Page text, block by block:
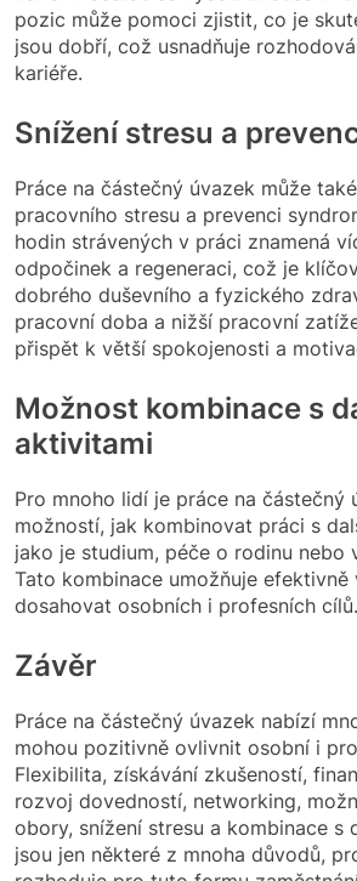
pozic může pomoci zjistit, co je
jsou dobří, což usnadňuje
kariéře.
Snížení stresu a
Práce na částečný úvazek může
pracovního stresu a prevenci
hodin strávených v práci znamená
odpočinek a regeneraci, což je
dobrého duševního a fyzického
pracovní doba a nižší pracovní
přispět k větší spokojenosti a
Možnost kombinace s
aktivitami
Pro mnoho lidí je práce na částečný
možností, jak kombinovat práci s
jako je studium, péče o rodinu nebo
Tato kombinace umožňuje efektivně
dosahovat osobních i profesních cílů.
Závěr
Práce na částečný úvazek nabízí
mohou pozitivně ovlivnit osobní i
Flexibilita, získávání zkušeností,
rozvoj dovedností, networking,
obory, snížení stresu a kombinace s
jsou jen některé z mnoha důvodů,